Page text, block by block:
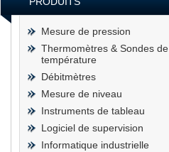
Mesure de pression
Thermomètres & Sondes de
température
Débitmètres
Mesure de niveau
Instruments de tableau
Logiciel de supervision
Informatique industrielle